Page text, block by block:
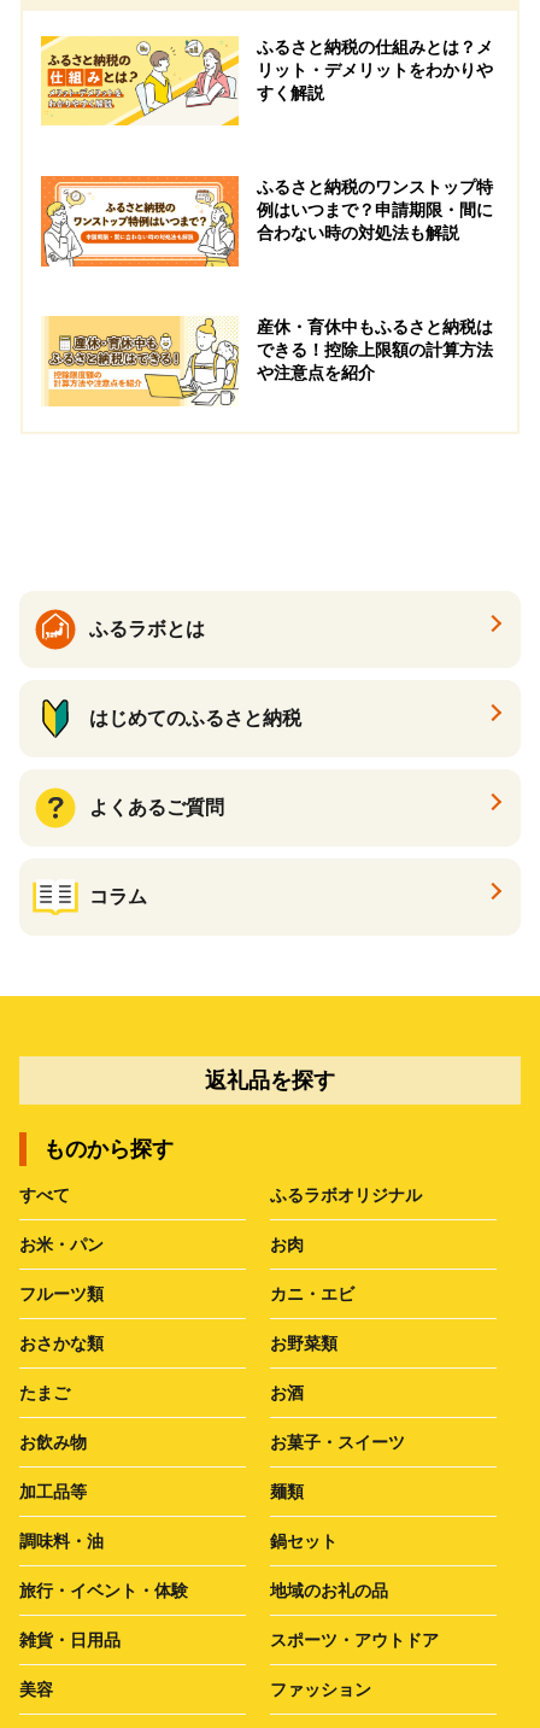
ふるさと納税の仕組みとは？メ
リット・デメリットをわかりや
すく解説
ふるさと納税のワンストップ特
例はいつまで？申請期限・間に
合わない時の対処法も解説
産休・育休中もふるさと納税は
できる！控除上限額の計算方法
や注意点を紹介
ふるラボとは
はじめてのふるさと納税
よくあるご質問
コラム
返礼品を探す
ものから探す
すべて ふるラボオリジナル
お米・パン お肉
フルーツ類 カニ・エビ
おさかな類 お野菜類
たまご お酒
お飲み物 お菓子・スイーツ
加工品等 麺類
調味料・油 鍋セット
旅行・イベント・体験 地域のお礼の品
雑貨・日用品 スポーツ・アウトドア
美容 ファッション